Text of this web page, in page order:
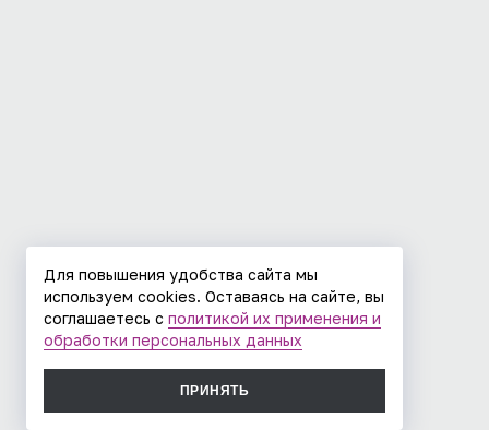
Для повышения удобства сайта мы
используем cookies. Оставаясь на сайте, вы
соглашаетесь с политикой их применения и
обработки персональных данных
ПРИНЯТЬ